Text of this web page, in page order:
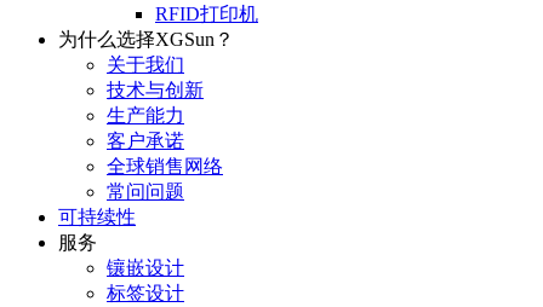
RFID打印机
为什么选择XGSun？
关于我们
技术与创新
生产能力
客户承诺
全球销售网络
常问问题
可持续性
服务
镶嵌设计
标签设计